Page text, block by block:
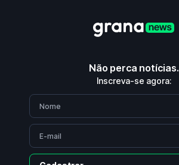
Não perca notícias.
Inscreva-se agora: